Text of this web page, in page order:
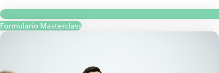
Formulario Masterclass